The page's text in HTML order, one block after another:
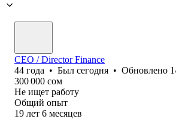
CEO / Director Finance
44 года • Был сегодня • Обновлено
300 000 сом
Не ищет работу
Общий опыт
19 лет 6 месяцев